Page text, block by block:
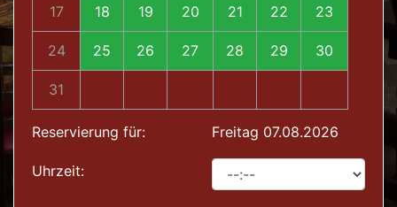
17 18 19 20 21 22 23
24 25 26 27 28 29 30
31
Reservierung für: Freitag 07.08.2026
Uhrzeit: